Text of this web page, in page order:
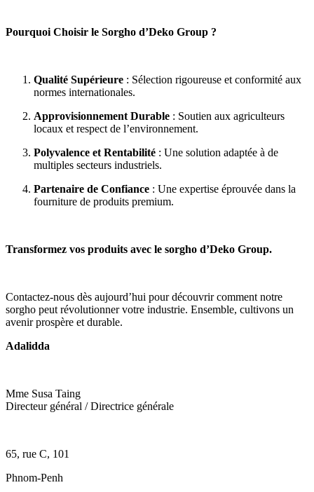
Pourquoi Choisir le Sorgho d’Deko Group ?
Qualité Supérieure : Sélection rigoureuse et conformité aux
normes internationales.
Approvisionnement Durable : Soutien aux agriculteurs
locaux et respect de l’environnement.
Polyvalence et Rentabilité : Une solution adaptée à de
multiples secteurs industriels.
Partenaire de Confiance : Une expertise éprouvée dans la
fourniture de produits premium.
Transformez vos produits avec le sorgho d’Deko Group.
Contactez-nous dès aujourd’hui pour découvrir comment notre
sorgho peut révolutionner votre industrie. Ensemble, cultivons un
avenir prospère et durable.
Adalidda
Mme Susa Taing
Directeur général / Directrice générale
65, rue C, 101
Phnom-Penh